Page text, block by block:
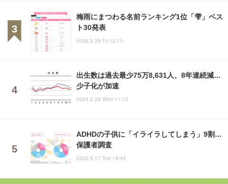
梅雨にまつわる名前ランキング1位「雫」ベス
ト30発表
2026.5.29 Fri 12:15
出生数は過去最少75万8,631人、8年連続減…
少子化が加速
2024.2.28 Wed 11:15
ADHDの子供に「イライラしてしまう」9割…
保護者調査
2022.5.17 Tue 19:45